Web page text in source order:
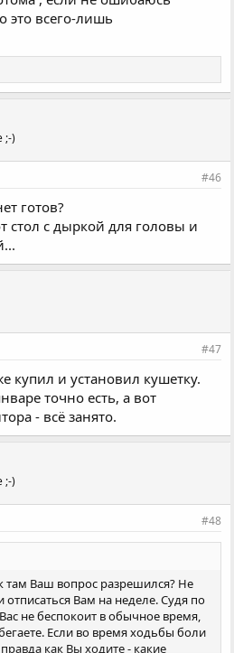
это всего-лишь
;-)
#46
готов?
стол с дыркой для головы и
#47
купил и установил кушетку.
точно есть, а вот
- всё занято.
;-)
#48
там Ваш вопрос разрешился? Не
Вам на неделе. Судя по
не беспокоит в обычное время,
Если во время ходьбы боли
как Вы ходите - какие